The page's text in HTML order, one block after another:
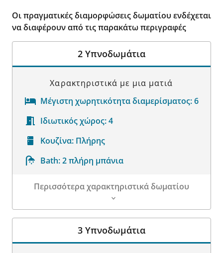
Οι πραγματικές διαμορφώσεις δωματίου ενδέχεται
να διαφέρουν από τις παρακάτω περιγραφές
2 Υπνοδωμάτια
Χαρακτηριστικά με μια ματιά
Μέγιστη χωρητικότητα διαμερίσματος:6
Ιδιωτικός χώρος:4
Κουζίνα: Πλήρης
Bath:2 πλήρη μπάνια
Περισσότερα χαρακτηριστικά δωματίου
Λεπτομέρειες δωματίου
3 Υπνοδωμάτια